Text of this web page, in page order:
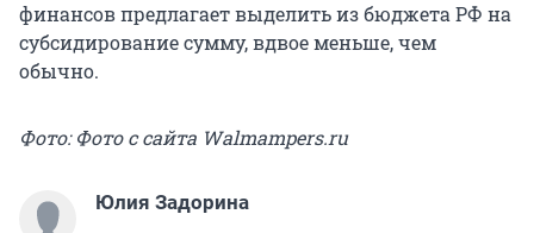
финансов предлагает выделить из бюджета РФ на
субсидирование сумму, вдвое меньше, чем
обычно.
Фото: Фото с сайта Walmampers.ru
Юлия Задорина